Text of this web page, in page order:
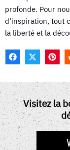
profonde. Pour
d’inspiration, tout
la liberté et la
F
E
B
O
O
K
W
I
T
T
E
R
)
P
T
E
R
E
S
T
Visitez la